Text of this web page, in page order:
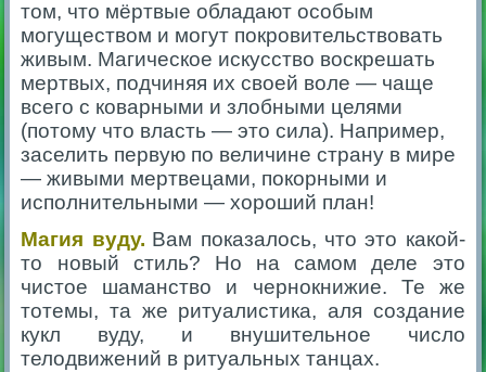
том, что мёртвые обладают особым
могуществом и могут покровительствовать
живым. Магическое искусство воскрешать
мертвых, подчиняя их своей воле — чаще
всего с коварными и злобными целями
(потому что власть — это сила). Например,
заселить первую по величине страну в мире
— живыми мертвецами, покорными и
исполнительными — хороший план!
Магия вуду. Вам показалось, что это какой-
то новый стиль? Но на самом деле это
чистое шаманство и чернокнижие. Те же
тотемы, та же ритуалистика, аля создание
кукл вуду, и внушительное число
телодвижений в ритуальных танцах.